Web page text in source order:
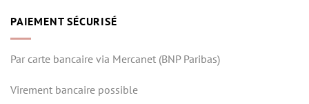
PAIEMENT SÉCURISÉ
Par carte bancaire via Mercanet (BNP Paribas)
Virement bancaire possible